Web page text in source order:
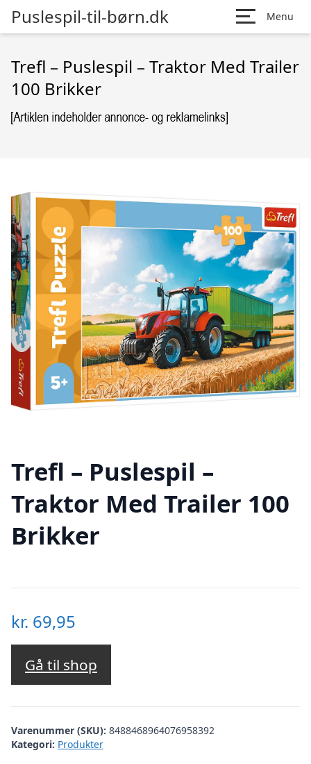
Puslespil-til-børn.dk Menu
Trefl – Puslespil – Traktor Med Trailer
100 Brikker
Trefl – Puslespil –
Traktor Med Trailer 100
Brikker
kr. 69,95
Gå til shop
Varenummer (SKU): 8488468964076958392
Kategori: Produkter